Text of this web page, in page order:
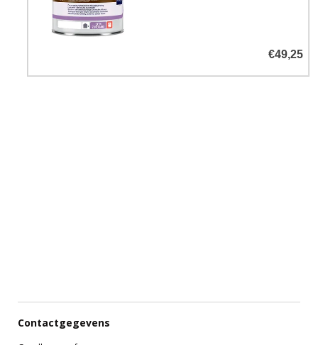
€49,25
Contactgegevens